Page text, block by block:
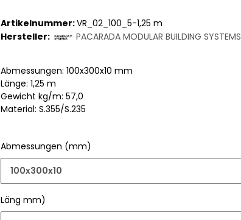
Artikelnummer:VR_02_100_5-1,25 m
Hersteller:
PACARADA MODULAR BUILDING SYSTEMS
Abmessungen: 100x300x10 mm
Länge: 1,25 m
Gewicht kg/m: 57,0
Material: S.355/S.235
Abmessungen (mm)
100x300x10
Läng mm)